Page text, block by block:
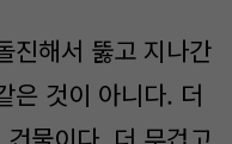
진해서 뚫고 지나간
은 것이 아니다. 더